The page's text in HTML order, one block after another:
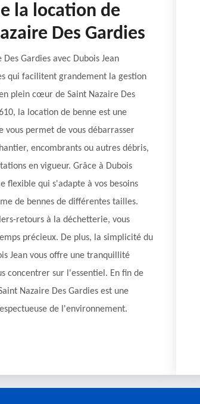
la location de
Des Gardies
Gardies avec Dubois Jean
qui facilitent grandement la gestion
plein cœur de Saint Nazaire Des
la location de benne est une
permet de vous débarrasser
encombrants ou autres débris,
en vigueur. Grâce à Dubois
flexible qui s'adapte à vos besoins
de bennes de différentes tailles.
retours à la déchetterie, vous
précieux. De plus, la simplicité du
Jean vous offre une tranquillité
concentrer sur l'essentiel. En fin de
Nazaire Des Gardies est une
de l'environnement.